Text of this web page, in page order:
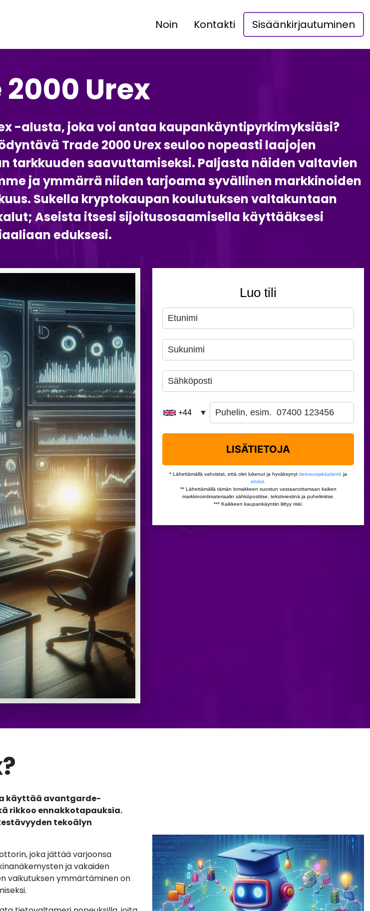
Noin Kontakti Sisäänkirjautuminen
Urex
-alusta, joka voi antaa kaupankäyntipyrkimyksiäsi?
Trade 2000 Urex seuloo nopeasti laajojen
tarkkuuden saavuttamiseksi. Paljasta näiden valtavien
ja ymmärrä niiden tarjoama syvällinen markkinoiden
Sukella kryptokaupan koulutuksen valtakuntaan
Aseista itsesi sijoitusosaamisella käyttääksesi
eduksesi.
käyttää avantgarde-
rikkoo ennakkotapauksia.
tekoälyn
joka jättää varjoonsa
ja vakaiden
vaikutuksen ymmärtäminen on